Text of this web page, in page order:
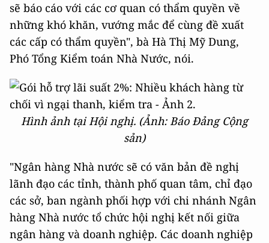
sẽ báo cáo với các cơ quan có thẩm quyền về
những khó khăn, vướng mắc để cùng đề xuất
các cấp có thẩm quyền", bà Hà Thị Mỹ Dung,
Phó Tổng Kiểm toán Nhà Nước, nói.
Hình ảnh tại Hội nghị. (Ảnh: Báo Đảng Cộng
sản)
"Ngân hàng Nhà nước sẽ có văn bản đề nghị
lãnh đạo các tỉnh, thành phố quan tâm, chỉ đạo
các sở, ban ngành phối hợp với chi nhánh Ngân
hàng Nhà nước tổ chức hội nghị kết nối giữa
ngân hàng và doanh nghiệp. Các doanh nghiệp